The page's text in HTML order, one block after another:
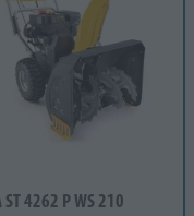
ST 4262 P WS 210